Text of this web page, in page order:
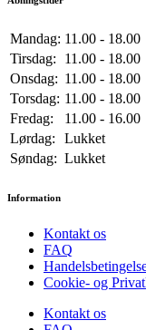
Mandag: 11.00 - 18.00
Tirsdag:
11.00 - 18.00
Onsdag: 11.00 - 18.00
Torsdag: 11.00 - 18.00
Fredag:
11.00 - 16.00
Lørdag:
Lukket
Søndag: Lukket
Information
Kontakt os
FAQ
Cookie- og
Kontakt os